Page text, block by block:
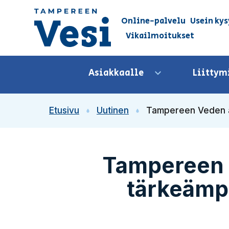
Siirry sisältöön
Siirry etusivulle
Online-palvelu Usein
Vikailmoitukset
Asiakkaalle Avaa valikko
Etusivu Uutinen Tampereen